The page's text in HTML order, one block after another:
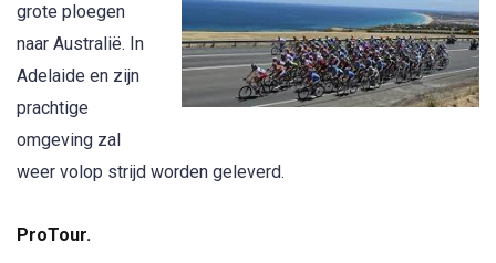
grote ploegen
naar Australië. In
Adelaide en zijn
prachtige
omgeving zal
weer volop strijd worden geleverd.
ProTour.